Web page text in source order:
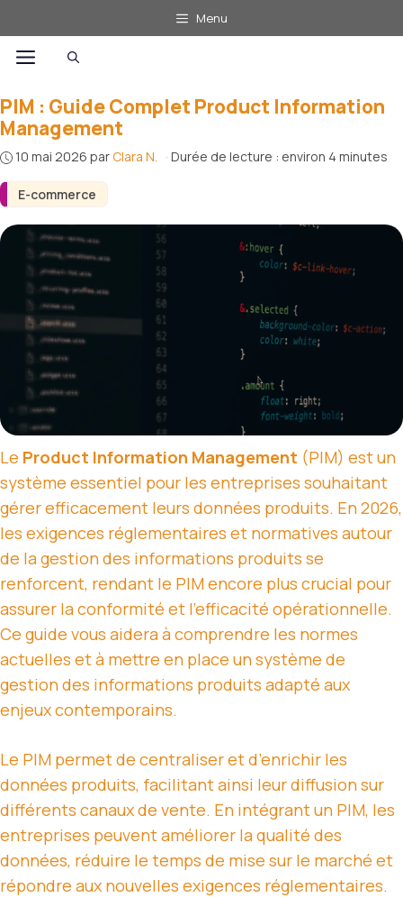
au
contenu
Menu
Menu
E-commerce
PIM : Guide Complet Product Information
Management
10 mai 2026 par Clara N. · Durée de lecture : environ 4 minutes
Le Product Information Management (PIM) est un
système essentiel pour les entreprises souhaitant
gérer efficacement leurs données produits. En 2026,
les exigences réglementaires et normatives autour
de la gestion des informations produits se
renforcent, rendant le PIM encore plus crucial pour
assurer la conformité et l’efficacité opérationnelle.
Ce guide vous aidera à comprendre les normes
actuelles et à mettre en place un système de
gestion des informations produits adapté aux
enjeux contemporains.
Le PIM permet de centraliser et d’enrichir les
données produits, facilitant ainsi leur diffusion sur
différents canaux de vente. En intégrant un PIM, les
entreprises peuvent améliorer la qualité des
données, réduire le temps de mise sur le marché et
répondre aux nouvelles exigences réglementaires.